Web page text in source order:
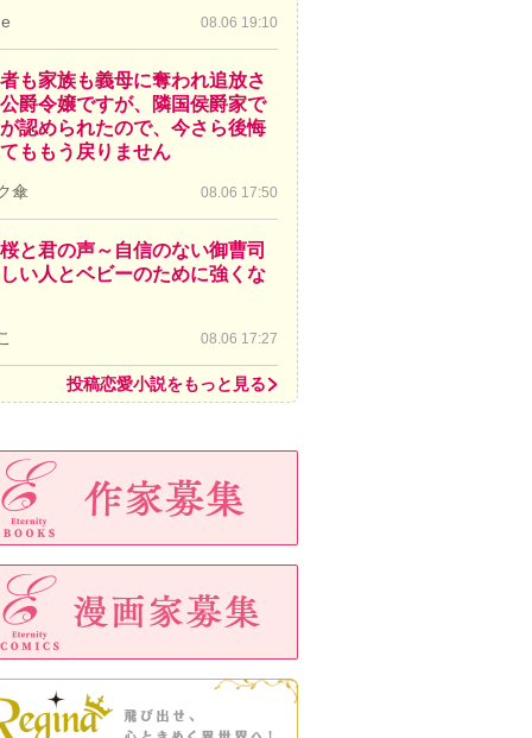
08.06 19:10
も家族も義母に奪われ追放さ
爵令嬢ですが、隣国侯爵家で
認められたので、今さら後悔
ももう戻りません
傘 08.06 17:50
と君の声～自信のない御曹司
い人とベビーのために強くな
08.06 17:27
投稿恋愛小説をもっと見る